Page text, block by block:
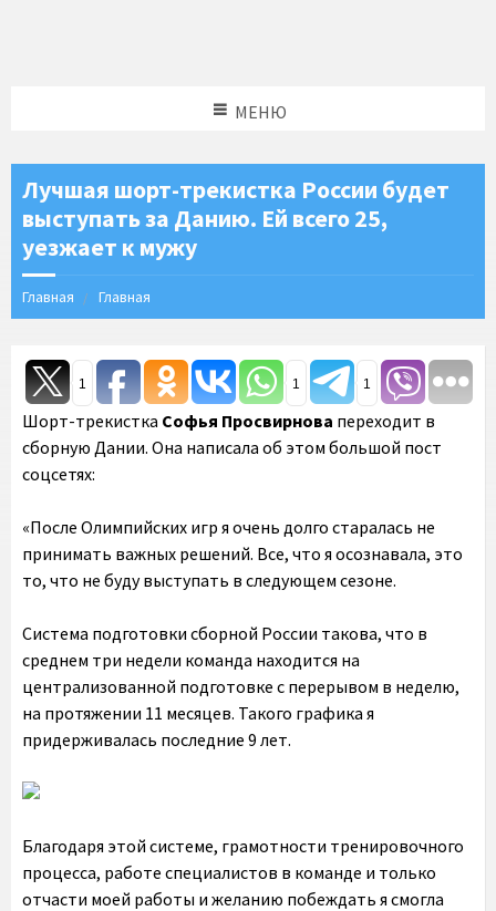
МЕНЮ
Лучшая шорт-трекистка России будет
выступать за Данию. Ей всего 25,
уезжает к мужу
Главная Главная
1 1 1
Шорт-трекистка Софья Просвирнова переходит в
сборную Дании. Она написала об этом большой пост
соцсетях:
«После Олимпийских игр я очень долго старалась не
принимать важных решений. Все, что я осознавала, это
то, что не буду выступать в следующем сезоне.
Система подготовки сборной России такова, что в
среднем три недели команда находится на
централизованной подготовке с перерывом в неделю,
на протяжении 11 месяцев. Такого графика я
придерживалась последние 9 лет.
Благодаря этой системе, грамотности тренировочного
процесса, работе специалистов в команде и только
отчасти моей работы и желанию побеждать я смогла